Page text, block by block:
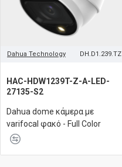
Dahua Technology DH.D1.239.TZ
HAC-HDW1239T-Z-A-LED-
27135-S2
Dahua dome κάμερα με
varifocal φακό - Full Color